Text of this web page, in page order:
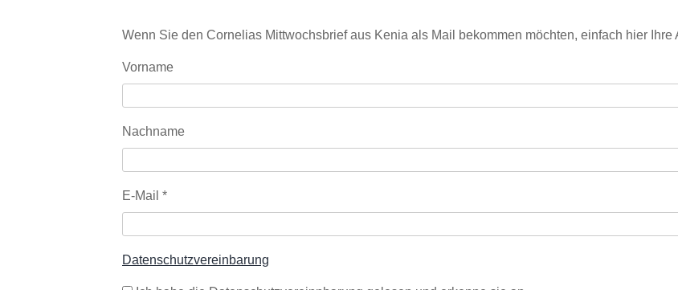
Wenn Sie den Cornelias Mittwochsbrief aus Kenia als Mail bekommen möchten, einfach hier Ihre
Vorname
Nachname
E-Mail *
Datenschutzvereinbarung